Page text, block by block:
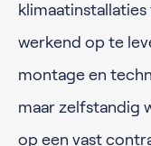
werkend op te
montage en
maar zelfstandig
op een vast